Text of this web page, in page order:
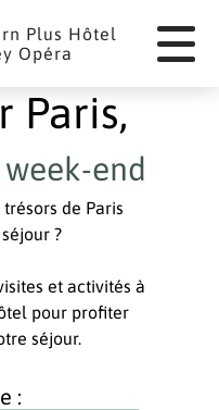
Plus Hôtel
Opéra
Paris,
end
de Paris
?
et activités à
pour profiter
séjour.
: